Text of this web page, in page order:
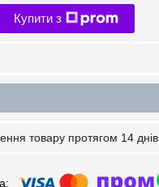
Купити з
товару протягом 14 днів